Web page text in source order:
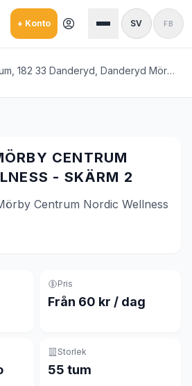
+ Konto SV FB
Mörby Centrum, 182 33 Danderyd, Danderyd Mörby Centrum Nordic Wellness
CENTRUM
- SKÄRM 2
Centrum Nordic Wellness
Pris
Från 60 kr / dag
Storlek
55 tum